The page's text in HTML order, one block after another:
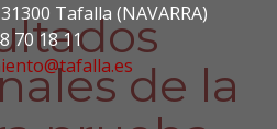
Tafalla (NAVARRA)
70 18 11
de la